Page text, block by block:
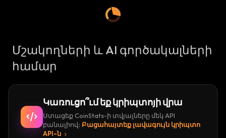
Մշակողների և AI գործակալների
համար
Կառուցո՞ւմ եք կրիպտոյի վրա
Ստացեք CoinStats-ի տվյալները մեկ API
բանալիով։ Բացահայտեք լավագույն կրիպտո
API-ն